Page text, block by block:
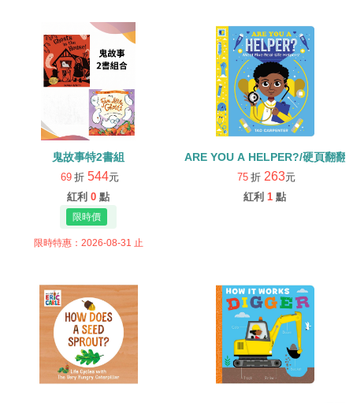
鬼故事特2書組
69 折 544元
紅利 0 點
限時特惠：2026-08-31 止
ARE YOU A HELPER?/硬頁翻翻
75 折 263元
紅利 1 點